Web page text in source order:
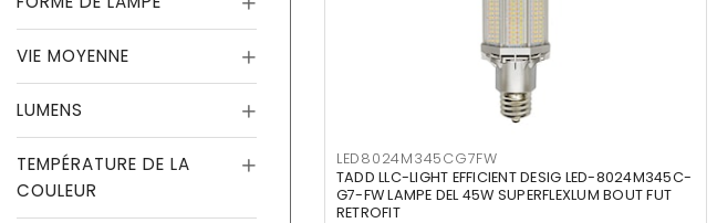
VIE MOYENNE
LUMENS
TEMPÉRATURE DE LA
COULEUR
LED8024M345CG7FW
TADD LLC-LIGHT EFFICIENT DESIG LED-8024M345C-
G7-FW LAMPE DEL 45W SUPERFLEXLUM BOUT FUT
RETROFIT